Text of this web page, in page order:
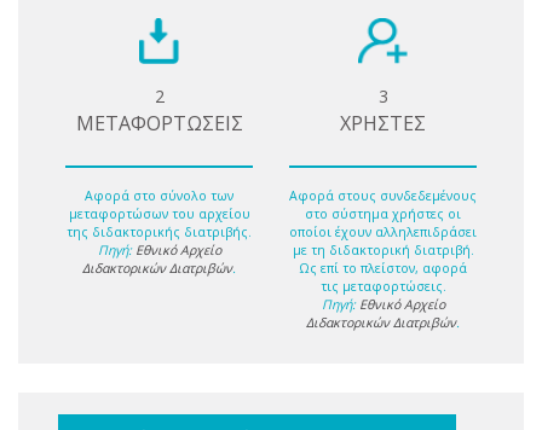
2
ΜΕΤΑΦΟΡΤΩΣΕΙΣ
Αφορά στο σύνολο των
μεταφορτώσων του αρχείου
της διδακτορικής διατριβής.
Πηγή: Εθνικό Αρχείο
Διδακτορικών Διατριβών.
3
ΧΡΗΣΤΕΣ
Αφορά στους συνδεδεμένους
στο σύστημα χρήστες οι
οποίοι έχουν αλληλεπιδράσει
με τη διδακτορική διατριβή.
Ως επί το πλείστον, αφορά
τις μεταφορτώσεις.
Πηγή: Εθνικό Αρχείο
Διδακτορικών Διατριβών.